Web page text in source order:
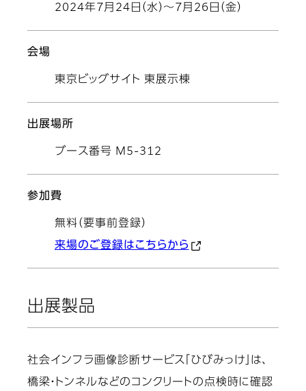
2024年7月24日（水）～7月26日（金）
会場
東京ビッグサイト 東展示棟
出展場所
ブース番号 M5-312
参加費
無料（要事前登録）
来場のご登録はこちらから
出展製品
社会インフラ画像診断サービス「ひびみっけ」は、
橋梁・トンネルなどのコンクリートの点検時に確認